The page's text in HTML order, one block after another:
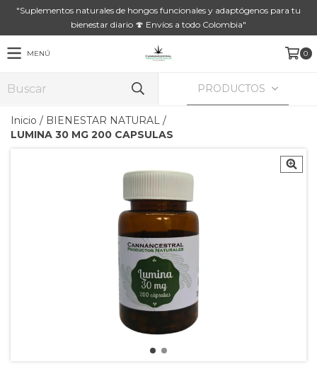
"Suplementos naturales de hongos funcionales y adaptógenos para tu
bienestar diario 🍄 Envíos a todo Colombia"
MENÚ 0
PRODUCTOS
Inicio / BIENESTAR NATURAL /
LUMINA 30 MG 200 CAPSULAS